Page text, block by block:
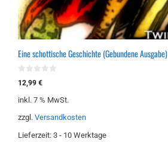
Eine schottische Geschichte (Gebundene Ausgabe)
0
v
n
12,99 €
inkl. 7 % MwSt.
zzgl. Versandkosten
Lieferzeit: 3 - 10 Werktage